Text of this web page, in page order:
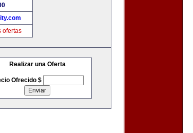
ofertas
Realizar una Oferta
Ofrecido $